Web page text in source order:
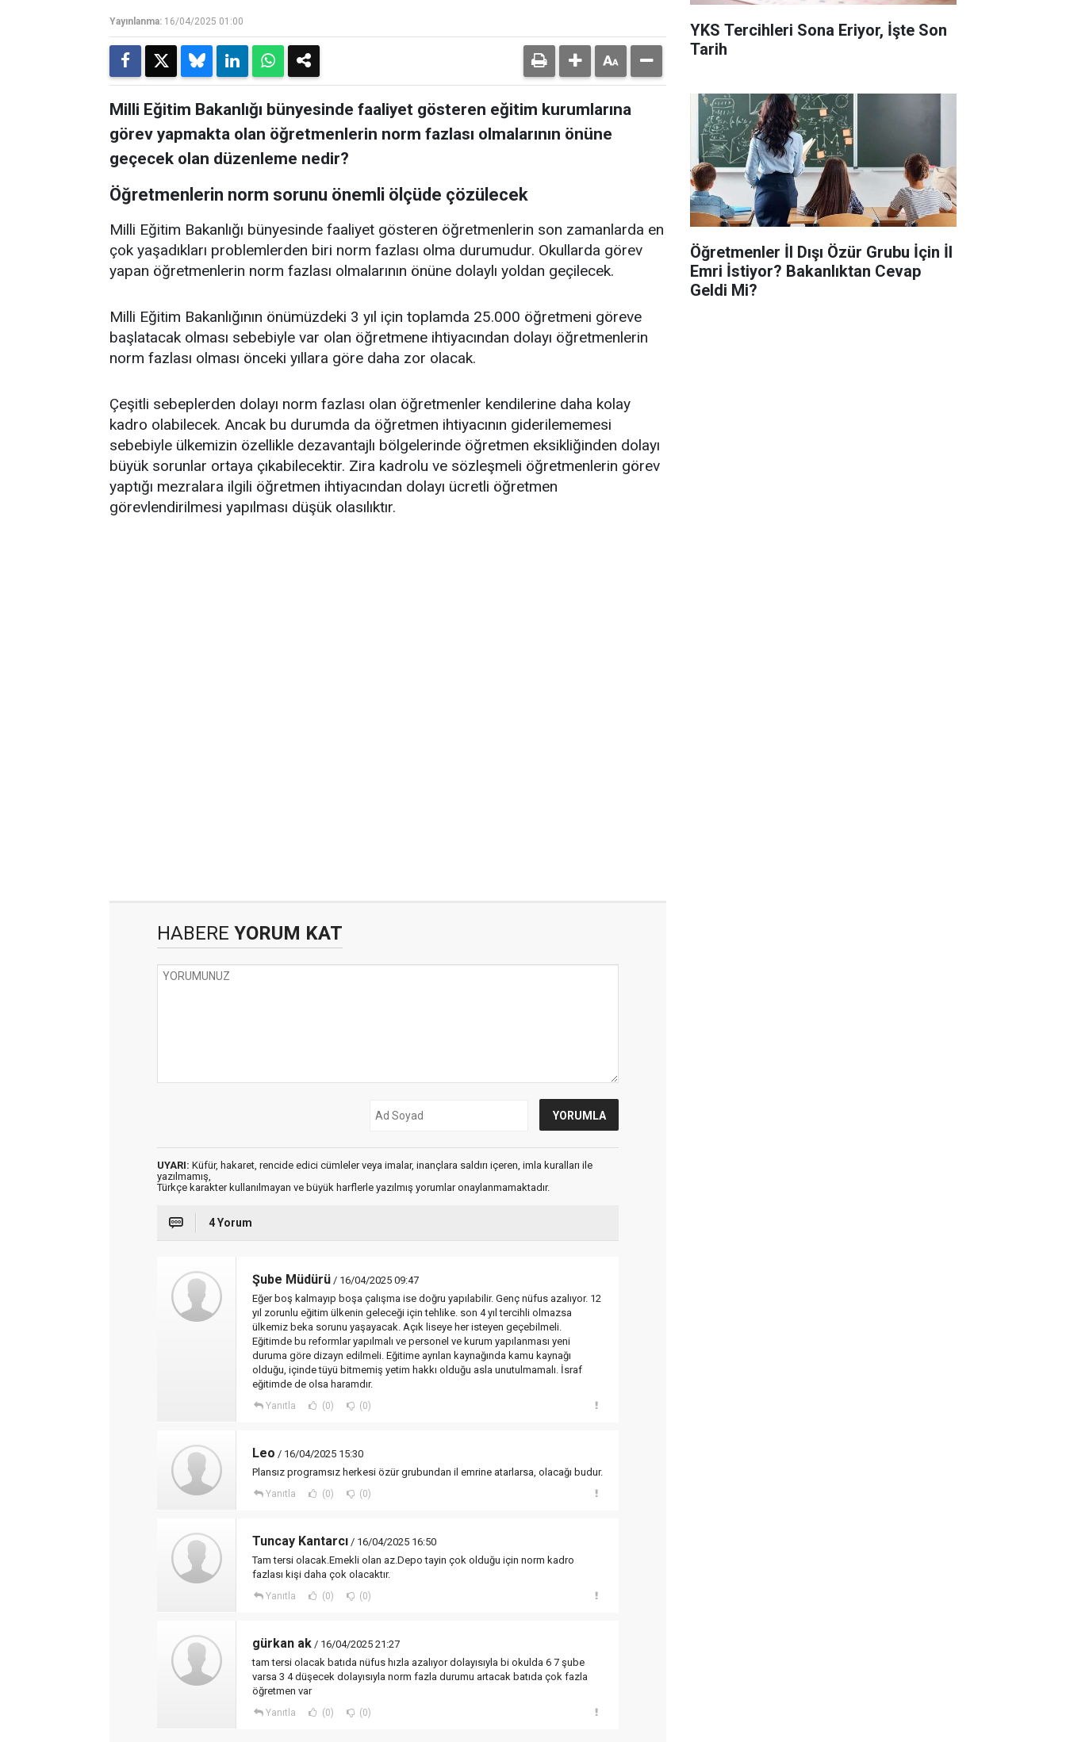
Yayınlanma: 16/04/2025 01:00
Milli Eğitim Bakanlığı bünyesinde faaliyet gösteren eğitim kurumlarına
görev yapmakta olan öğretmenlerin norm fazlası olmalarının önüne
geçecek olan düzenleme nedir?
Öğretmenlerin norm sorunu önemli ölçüde çözülecek
Milli Eğitim Bakanlığı bünyesinde faaliyet gösteren öğretmenlerin son zamanlarda en
çok yaşadıkları problemlerden biri norm fazlası olma durumudur. Okullarda görev
yapan öğretmenlerin norm fazlası olmalarının önüne dolaylı yoldan geçilecek.
Milli Eğitim Bakanlığının önümüzdeki 3 yıl için toplamda 25.000 öğretmeni göreve
başlatacak olması sebebiyle var olan öğretmene ihtiyacından dolayı öğretmenlerin
norm fazlası olması önceki yıllara göre daha zor olacak.
Çeşitli sebeplerden dolayı norm fazlası olan öğretmenler kendilerine daha kolay
kadro olabilecek. Ancak bu durumda da öğretmen ihtiyacının giderilememesi
sebebiyle ülkemizin özellikle dezavantajlı bölgelerinde öğretmen eksikliğinden dolayı
büyük sorunlar ortaya çıkabilecektir. Zira kadrolu ve sözleşmeli öğretmenlerin görev
yaptığı mezralara ilgili öğretmen ihtiyacından dolayı ücretli öğretmen
görevlendirilmesi yapılması düşük olasılıktır.
HABERE YORUM KAT
UYARI: Küfür, hakaret, rencide edici cümleler veya imalar, inançlara saldırı içeren, imla kuralları ile
yazılmamış,
Türkçe karakter kullanılmayan ve büyük harflerle yazılmış yorumlar onaylanmamaktadır.
4 Yorum
Şube Müdürü / 16/04/2025 09:47
Eğer boş kalmayıp boşa çalışma ise doğru yapılabilir. Genç nüfus azalıyor. 12
yıl zorunlu eğitim ülkenin geleceği için tehlike. son 4 yıl tercihli olmazsa
ülkemiz beka sorunu yaşayacak. Açık liseye her isteyen geçebilmeli.
Eğitimde bu reformlar yapılmalı ve personel ve kurum yapılanması yeni
duruma göre dizayn edilmeli. Eğitime ayrılan kaynağında kamu kaynağı
olduğu, içinde tüyü bitmemiş yetim hakkı olduğu asla unutulmamalı. İsraf
eğitimde de olsa haramdır.
Yanıtla (0) (0)
Leo / 16/04/2025 15:30
Plansız programsız herkesi özür grubundan il emrine atarlarsa, olacağı budur.
Yanıtla (0) (0)
Tuncay Kantarcı / 16/04/2025 16:50
Tam tersi olacak.Emekli olan az.Depo tayin çok olduğu için norm kadro
fazlası kişi daha çok olacaktır.
Yanıtla (0) (0)
gürkan ak / 16/04/2025 21:27
tam tersi olacak batıda nüfus hızla azalıyor dolayısıyla bi okulda 6 7 şube
varsa 3 4 düşecek dolayısıyla norm fazla durumu artacak batıda çok fazla
öğretmen var
Yanıtla (0) (0)
YKS Tercihleri Sona Eriyor, İşte Son
Tarih
Öğretmenler İl Dışı Özür Grubu İçin İl
Emri İstiyor? Bakanlıktan Cevap
Geldi Mi?